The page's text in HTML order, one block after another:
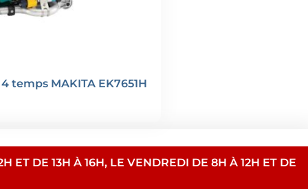
temps MAKITA EK7651H
ET DE 13H À 16H, LE VENDREDI DE 8H À 12H ET DE